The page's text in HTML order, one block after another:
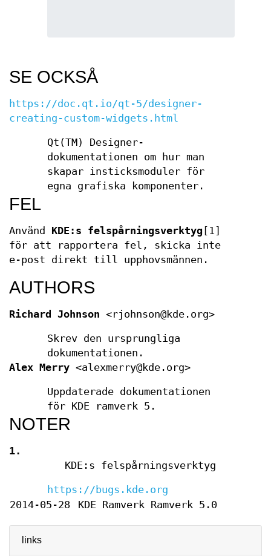
links
SE OCKSÅ
https://doc.qt.io/qt-5/designer-
creating-custom-widgets.html
Qt(TM) Designer-
dokumentationen om hur man
skapar insticksmoduler för
egna grafiska komponenter.
FEL
Använd KDE:s felspårningsverktyg [1]
för att rapportera fel, skicka inte
e-post direkt till upphovsmännen.
AUTHORS
Richard Johnson <rjohnson@kde.org>
Skrev den ursprungliga
dokumentationen.
Alex Merry <alexmerry@kde.org>
Uppdaterade dokumentationen
för KDE ramverk 5.
NOTER
1.
KDE:s felspårningsverktyg
https://bugs.kde.org
2014-05-28
KDE Ramverk Ramverk 5.0